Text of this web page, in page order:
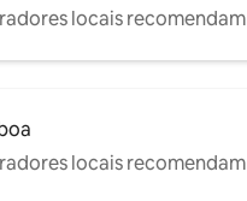
locais recomendam
locais recomendam